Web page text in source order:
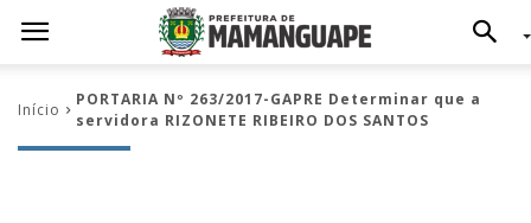
Início
PORTARIA Nº 263/2017-GAPRE Determinar que a
servidora RIZONETE RIBEIRO DOS SANTOS